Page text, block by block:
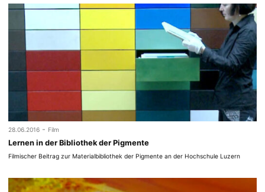
28.06.2016 - Film
Lernen in der Bibliothek der Pigmente
Filmischer Beitrag zur Materialbibliothek der Pigmente an der Hochschule Luzern